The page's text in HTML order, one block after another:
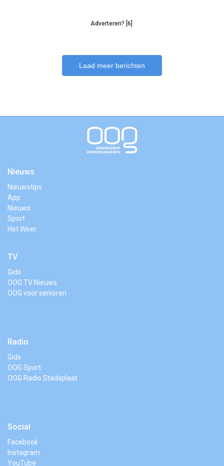
Adverteren? [6]
Laad meer berichten
Nieuws
Nieuwstips
App
Nieuws
Sport
Het Weer
TV
Gids
OOG TV Nieuws
OOG voor senioren
Radio
Gids
OOG Sport
OOG Radio Stadsplaat
Social
Facebook
Instagram
YouTube